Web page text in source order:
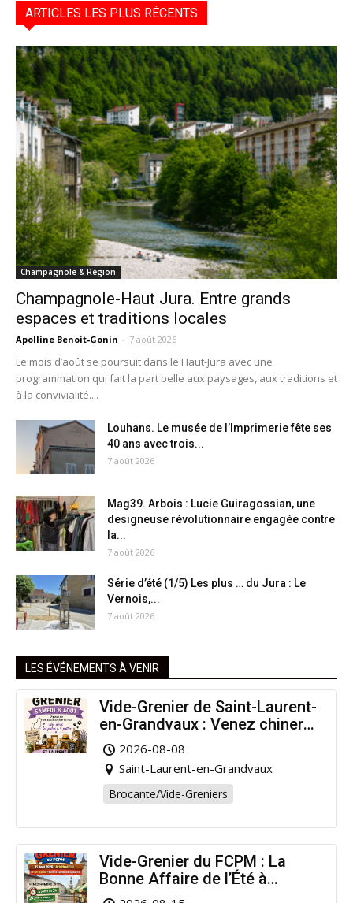
ARTICLES LES PLUS RÉCENTS
Champagnole & Région
Champagnole-Haut Jura. Entre grands
espaces et traditions locales
Apolline Benoit-Gonin - 7 août 2026
Le mois d’août se poursuit dans le Haut-Jura avec une
programmation qui fait la part belle aux paysages, aux traditions et
à la convivialité....
Louhans. Le musée de l’Imprimerie fête ses
40 ans avec trois...
7 août 2026
Mag39. Arbois : Lucie Guiragossian, une
designeuse révolutionnaire engagée contre
la...
7 août 2026
Série d’été (1/5) Les plus … du Jura : Le
Vernois,...
7 août 2026
LES ÉVÉNEMENTS À VENIR
Vide-Grenier de Saint-Laurent-
en-Grandvaux : Venez chiner
pour la bonne cause !
2026-08-08
Saint-Laurent-en-Grandvaux
Brocante/Vide-Greniers
Vide-Grenier du FCPM : La
Bonne Affaire de l’Été à
Arinthod !